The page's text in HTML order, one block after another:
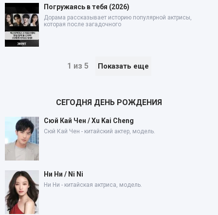
Погружаясь в тебя (2026)
Дорама рассказывает историю популярной актрисы,
которая после загадочного
1 из 5 Показать еще
СЕГОДНЯ ДЕНЬ РОЖДЕНИЯ
Сюй Кай Чен / Xu Kai Cheng
Сюй Кай Чен - китайский актер, модель.
Ни Ни / Ni Ni
Ни Ни - китайская актриса, модель.